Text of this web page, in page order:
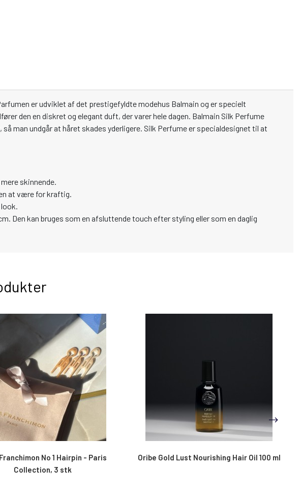
er udviklet af det prestigefyldte modehus Balmain og er specielt
den en diskret og elegant duft, der varer hele dagen. Balmain Silk Perfume
man undgår at håret skades yderligere. Silk Perfume er specialdesignet til at
skinnende.
at være for kraftig.
Den kan bruges som en afsluttende touch efter styling eller som en daglig
Lust Nourishing Hair Oil 100 ml
Fiona Franchimon No 1 Hairpin,